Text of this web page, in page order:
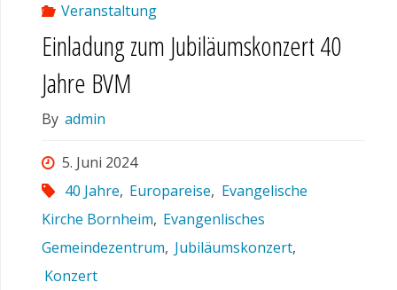
Veranstaltung
Einladung zum Jubiläumskonzert 40
Jahre BVM
By admin
5. Juni 2024
40 Jahre, Europareise, Evangelische
Kirche Bornheim, Evangenlisches
Gemeindezentrum, Jubiläumskonzert,
Konzert